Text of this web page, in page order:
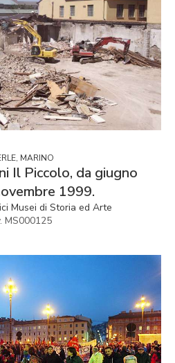
MARINO
Il Piccolo, da giugno
1999.
Musei di Storia ed Arte
MS000125